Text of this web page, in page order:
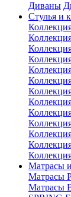
Диваны
Стулья и
Матрасы
Матрасы
Матрасы